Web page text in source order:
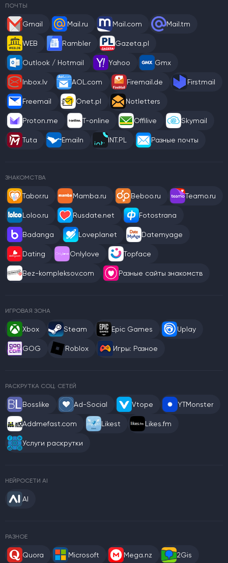
ПОЧТЫ
Gmail Mail.ru Mail.com Mail.tm
WEB Rambler Gazeta.pl
Outlook / Hotmail Yahoo Gmx
Inbox.lv AOL.com Firemail.de Firstmail
Freemail Onet.pl Notletters
Proton.me T-online Offilive Skymail
Tuta Emailn INT.PL Разные почты
ЗНАКОМСТВА
Tabor.ru Mamba.ru Beboo.ru Teamo.ru
Loloo.ru Rusdate.net Fotostrana
Badanga Loveplanet Datemyage
Dating Onlylove Topface
Bez-kompleksov.com Разные сайты знакомств
ИГРОВАЯ ЗОНА
Xbox Steam Epic Games Uplay
GOG Roblox Игры: Разное
РАСКРУТКА СОЦ. СЕТЕЙ
Bosslike Ad-Social Vtope YTMonster
Addmefast.com Likest Likes.fm
Услуги раскрутки
НЕЙРОСЕТИ AI
AI
РАЗНОЕ
Quora Microsoft Mega.nz 2Gis